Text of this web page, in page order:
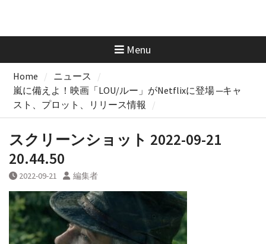
Menu
Home
ニュース
嵐に備えよ！映画「LOU/ルー」がNetflixに登場 ─キャ
スト、プロット、リリース情報
スクリーンショット 2022-09-21
20.44.50
2022-09-21 編集者